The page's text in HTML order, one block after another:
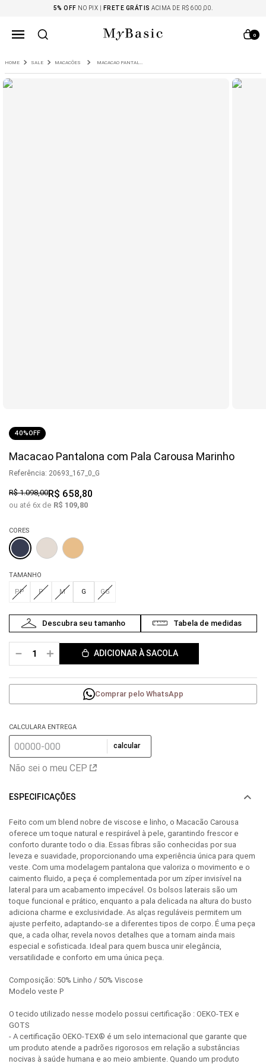
5% OFF NO PIX | FRETE GRÁTIS ACIMA DE R$ 600,00.
0
SALE MACACÕES MACACAO PANTALONA COM PALA CAROUSA MARINHO
40%OFF
Macacao Pantalona com Pala Carousa Marinho
Referência: 20693_167_0_G
R$1.098,00R$ 658,80
ou até 6x de R$ 109,80
CORES
TAMANHO
PP P M G GG
＋
－ ADICIONAR À SACOLA
Comprar pelo WhatsApp
CALCULARA ENTREGA
calcular
Não sei o meu CEP
ESPECIFICAÇÕES
Feito com um blend nobre de viscose e linho, o Macacão Carousa
oferece um toque natural e respirável à pele, garantindo frescor e
conforto durante todo o dia. Essas fibras são conhecidas por sua
leveza e suavidade, proporcionando uma experiência única para quem
veste. Com uma modelagem pantalona que valoriza o movimento e o
caimento fluido, a peça é complementada por um zíper invisível na
lateral para um acabamento impecável. Os bolsos laterais são um
toque funcional e prático, enquanto a pala delicada na altura do busto
adiciona charme e exclusividade. As alças reguláveis permitem um
ajuste perfeito, adaptando-se a diferentes tipos de corpo. É uma peça
que, a cada olhar, revela novos detalhes que a tornam ainda mais
especial e sofisticada. Ideal para quem busca unir elegância,
versatilidade e conforto em uma única peça.
Composição: 50% Linho / 50% Viscose
Modelo veste P
O tecido utilizado nesse modelo possui certificação : OEKO-TEX e
GOTS
- A certificação OEKO-TEX® é um selo internacional que garante que
um produto atende a padrões rigorosos em relação a substâncias
nocivas à saúde humana e ao meio ambiente. Quando um produto